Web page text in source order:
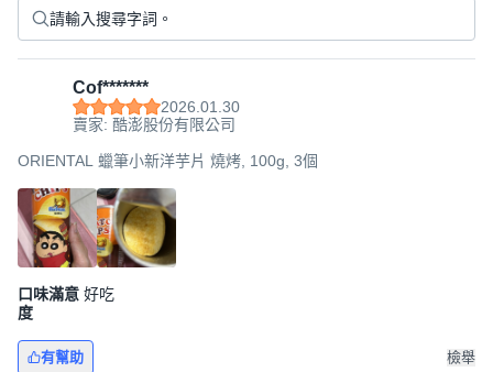
Cof*******
2026.01.30
賣家: 酷澎股份有限公司
ORIENTAL 蠟筆小新洋芋片 燒烤, 100g, 3個
口味滿意
度
好吃
有幫助 檢舉